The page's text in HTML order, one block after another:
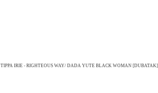
TIPPA IRIE - RIGHTEOUS WAY/ DADA YUTE BLACK WOMAN [DUBATAK]